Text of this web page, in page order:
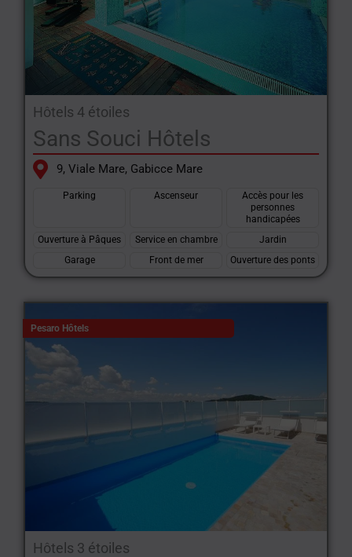
Hôtels 4 étoiles
Sans Souci Hôtels
9, Viale Mare, Gabicce Mare
Parking Ascenseur
Accès pour les
personnes
handicapées
Ouverture à Pâques
Service en chambre
Jardin
Garage
Front de mer Ouverture des ponts
Pesaro Hôtels
Hôtels 3 étoiles